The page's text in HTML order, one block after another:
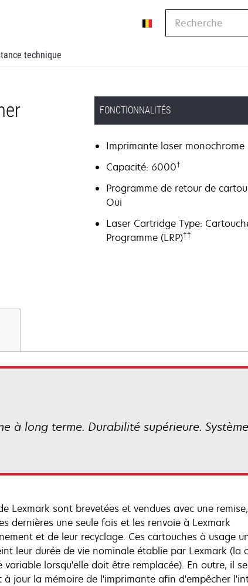
technique
Recherche
FONCTIONNALITÉS
Imprimante laser monochrome
Capacité: 6000†
Programme de retour de
Oui
Laser Cartridge Type:
Programme (LRP)††
à long terme. Durabilité supérieure. Système
Lexmark sont brevetées et vendues avec une
dernières une seule fois et les renvoie à Lexmark
et de leur recyclage. Ces cartouches à usage
leur durée de vie nominale établie par Lexmark (la
lorsqu'elle doit être remplacée). En outre, il
jour la mémoire de l'imprimante afin d'empêcher